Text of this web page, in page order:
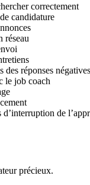
correctement
candidature
réseau
des réponses négatives
le job coach
d’interruption de
précieux.